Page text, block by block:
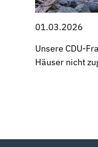
01.03.2026
Unsere CDU-
Häuser nicht